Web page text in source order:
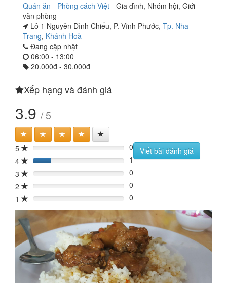
Quán ăn - Phòng cách Việt - Gia đình, Nhóm hội, Giới
văn phòng
Lô 1 Nguyễn Đình Chiểu, P. Vĩnh Phước, Tp. Nha
Trang, Khánh Hoà
Đang cập nhật
06:00 - 13:00
20.000đ - 30.000đ
Xếp hạng và đánh giá
3.9 / 5
5 0%
0
4
20%
1
3
0%
0
2
0%
0
1
0% 0
Viết bài đánh giá